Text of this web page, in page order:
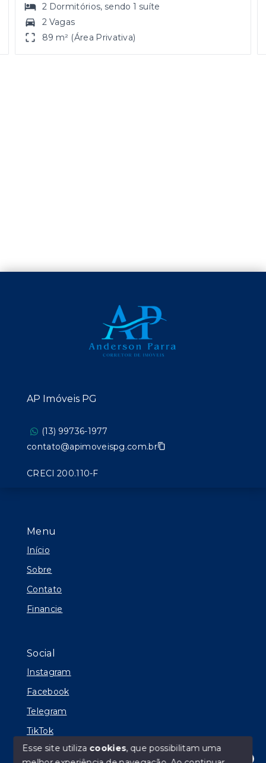
2 Dormitórios, sendo1 suíte
2 Vagas
89 m² (Área Privativa)
Menu
Início
Sobre
Contato
Financie
Social
Instagram
Facebook
Telegram
TikTok
AP Imóveis PG
(13) 99736-1977
contato@apimoveispg.com.br
CRECI 200.110-F
Esse site utiliza cookies, que possibilitam uma